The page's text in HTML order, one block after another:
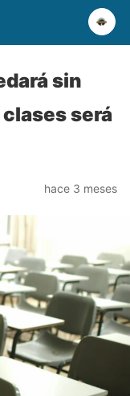
sin
será
hace 3 meses